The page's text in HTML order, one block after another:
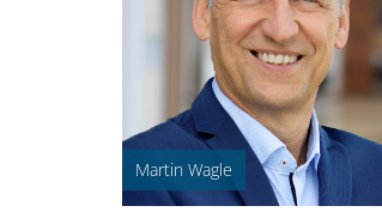
Martin Wagle